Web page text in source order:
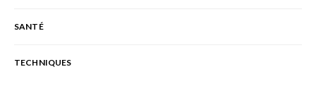
SANTÉ
TECHNIQUES